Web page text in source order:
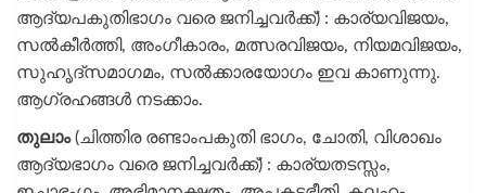
ആദ്യപകുതിഭാഗം വരെ ജനിച്ചവർക്ക്) : കാര്യവിജയം,
സൽകീർത്തി, അംഗീകാരം, മത്സരവിജയം, നിയമവിജയം,
സുഹൃദ്സമാഗമം, സൽക്കാരയോഗം ഇവ കാണുന്നു.
ആഗ്രഹങ്ങൾ നടക്കാം.
തുലാം(ചിത്തിര രണ്ടാംപകുതി ഭാഗം, ചോതി, വിശാഖം
ആദ്യഭാഗം വരെ ജനിച്ചവർക്ക്) : കാര്യതടസ്സം,